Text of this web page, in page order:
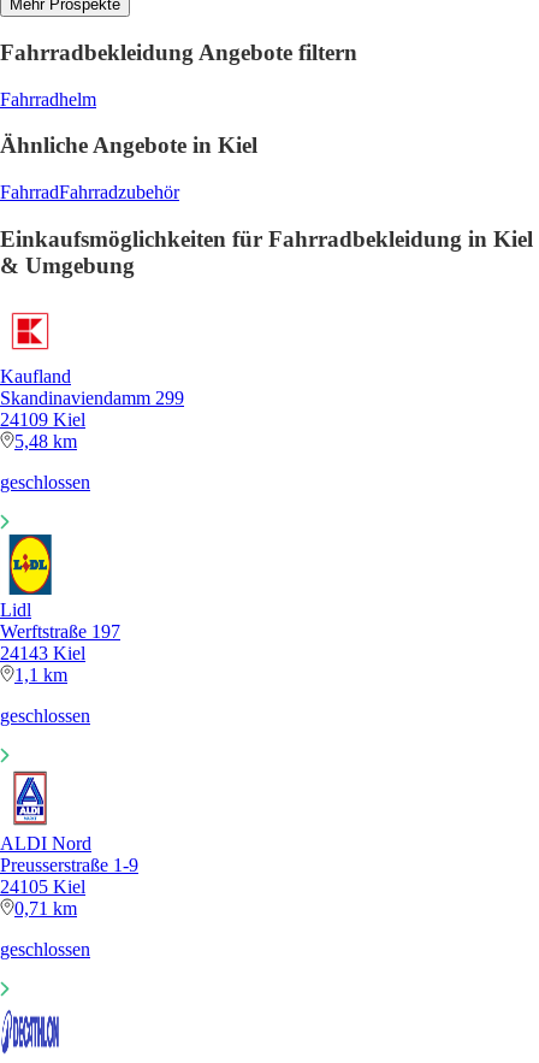
Mehr Prospekte
Fahrradbekleidung Angebote filtern
Fahrradhelm
Ähnliche Angebote in Kiel
FahrradFahrradzubehör
Einkaufsmöglichkeiten für Fahrradbekleidung in Kiel
& Umgebung
Kaufland
Skandinaviendamm 299
24109 Kiel
5,48 km
geschlossen
Lidl
Werftstraße 197
24143 Kiel
1,1 km
geschlossen
ALDI Nord
Preusserstraße 1-9
24105 Kiel
0,71 km
geschlossen